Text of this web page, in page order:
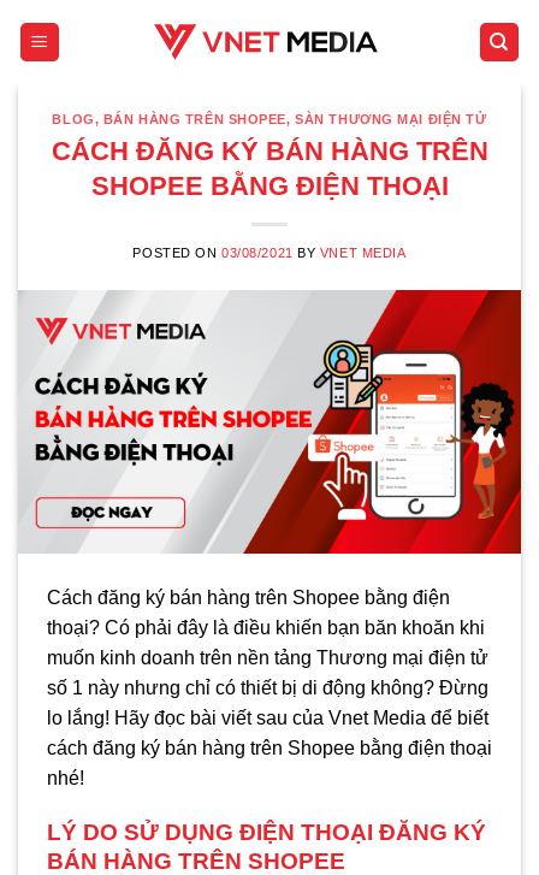
BLOG, BÁN HÀNG TRÊN SHOPEE,SÀN THƯƠNG MẠI ĐIỆN TỬ
CÁCH ĐĂNG KÝ BÁN HÀNG TRÊN
SHOPEE BẰNG ĐIỆN THOẠI
POSTED ON03/08/2021 BY VNET MEDIA
Cách đăng ký bán hàng trên Shopee bằng điện
thoại? Có phải đây là điều khiến bạn băn khoăn khi
muốn kinh doanh trên nền tảng Thương mại điện tử
số 1 này nhưng chỉ có thiết bị di động không? Đừng
lo lắng! Hãy đọc bài viết sau của Vnet Media để biết
cách đăng ký bán hàng trên Shopee bằng điện thoại
nhé!
LÝ DO SỬ DỤNG ĐIỆN THOẠI ĐĂNG KÝ
BÁN HÀNG TRÊN SHOPEE